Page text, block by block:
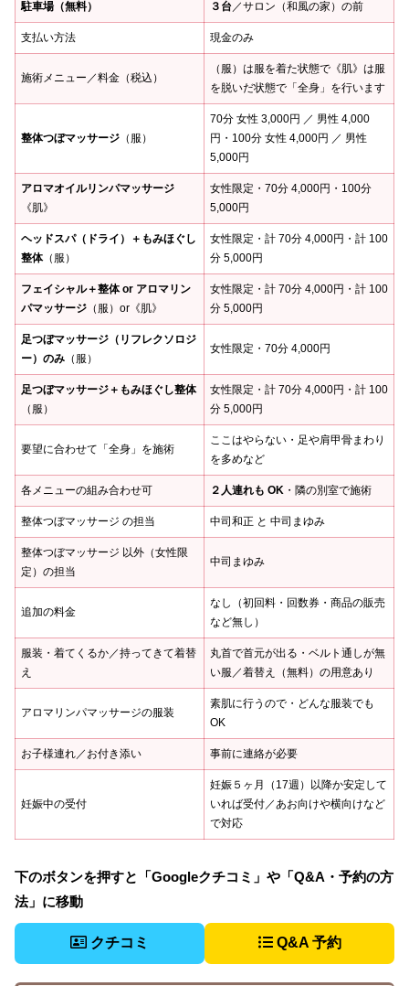
駐車場（無料） ３台／サロン（和風の家）の前
支払い方法 現金のみ
施術メニュー／料金（税込）
（服）は服を着た状態で《肌》は服
を脱いだ状態で「全身」を行います
整体つぼマッサージ （服）
70分 女性 3,000円 ／ 男性 4,000
円・100分 女性 4,000円 ／ 男性
5,000円
アロマオイルリンパマッサージ
《肌》
女性限定・70分 4,000円・100分
5,000円
ヘッドスパ（ドライ）＋もみほぐし
整体（服）
女性限定・計 70分 4,000円・計 100
分 5,000円
フェイシャル＋整体 or アロマリン
パマッサージ （服）or《肌》
女性限定・計 70分 4,000円・計 100
分 5,000円
足つぼマッサージ（リフレクソロジ
ー）のみ （服）
女性限定・70分 4,000円
足つぼマッサージ＋もみほぐし整体
（服）
女性限定・計 70分 4,000円・計 100
分 5,000円
要望に合わせて「全身」を施術
ここはやらない・足や肩甲骨まわり
を多めなど
各メニューの組み合わせ可 ２人連れも OK ・隣の別室で施術
整体つぼマッサージ の担当 中司和正 と 中司まゆみ
整体つぼマッサージ 以外（女性限
定）の担当
中司まゆみ
追加の料金
なし（初回料・回数券・商品の販売
など無し）
服装・着てくるか／持ってきて着替
え
丸首で首元が出る・ベルト通しが無
い服／着替え（無料）の用意あり
アロマリンパマッサージの服装
素肌に行うので・どんな服装でも
OK
お子様連れ／お付き添い 事前に連絡が必要
妊娠中の受付
妊娠５ヶ月（17週）以降か安定して
いれば受付／あお向けや横向けなど
で対応
下のボタンを押すと「Googleクチコミ」や「Q&A・予約の方
法」に移動
クチコミ Q&A 予約